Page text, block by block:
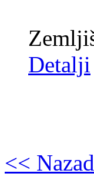
Detalji
<< Nazad